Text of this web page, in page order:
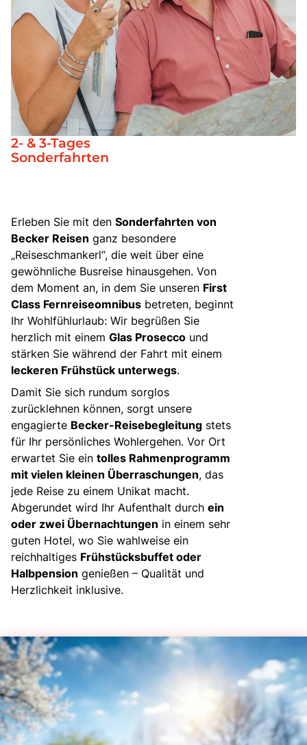
Bus mieten
Katalog anfordern
Gutscheine
Service & Kontakt
2- & 3-Tages
Sonderfahrten
Erleben Sie mit den Sonderfahrten von
Becker Reisen ganz besondere
„Reiseschmankerl“, die weit über eine
gewöhnliche Busreise hinausgehen. Von
dem Moment an, in dem Sie unseren First
Class Fernreiseomnibus betreten, beginnt
Ihr Wohlfühlurlaub: Wir begrüßen Sie
herzlich mit einem Glas Prosecco und
stärken Sie während der Fahrt mit einem
leckeren Frühstück unterwegs.
Damit Sie sich rundum sorglos
zurücklehnen können, sorgt unsere
engagierte Becker-Reisebegleitung stets
für Ihr persönliches Wohlergehen. Vor Ort
erwartet Sie ein tolles Rahmenprogramm
mit vielen kleinen Überraschungen, das
jede Reise zu einem Unikat macht.
Abgerundet wird Ihr Aufenthalt durch ein
oder zwei Übernachtungen in einem sehr
guten Hotel, wo Sie wahlweise ein
reichhaltiges Frühstücksbuffet oder
Halbpension genießen – Qualität und
Herzlichkeit inklusive.